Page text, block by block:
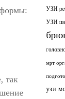
так
УЗИ
УЗИ
мрт
узи